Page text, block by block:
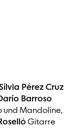
Pérez Cruz
Barroso
und Mandoline,
Gitarre